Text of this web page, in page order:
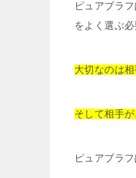
ピュアブラ
をよく選ぶ必
大切なのは
そして相手
ピュアブラ